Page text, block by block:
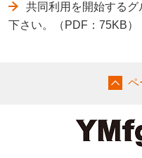
共同利用を開始する
下さい。（PDF：75KB）
ペ